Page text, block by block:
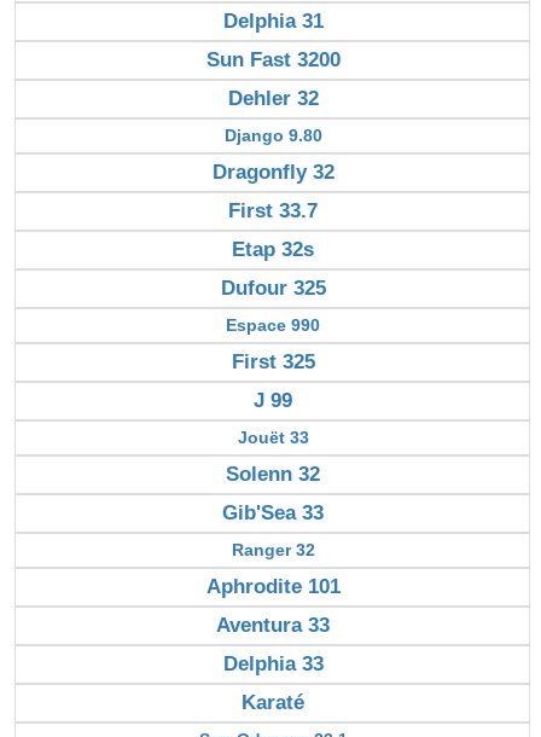
Delphia 31
Sun Fast 3200
Dehler 32
Django 9.80
Dragonfly 32
First 33.7
Etap 32s
Dufour 325
Espace 990
First 325
J 99
Jouët 33
Solenn 32
Gib'Sea 33
Ranger 32
Aphrodite 101
Aventura 33
Delphia 33
Karaté